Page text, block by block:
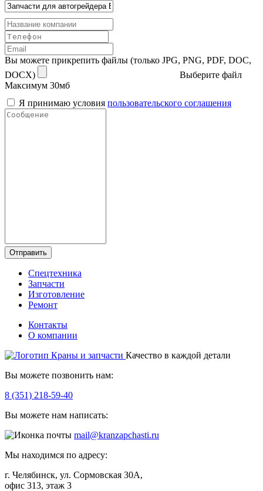
Вы можете прикрепить файлы (только JPG, PNG, PDF, DOC,
DOCX)
Выберите файл
Максимум 30мб
Я принимаю условия пользовательского соглашения
Отправить
Спецтехника
Запчасти
Изготовление
Ремонт
Контакты
О компании
Качество в каждой детали
Вы можете позвонить нам:
8 (351) 218-59-40
Вы можете нам написать:
mail@kranzapchasti.ru
Мы находимся по адресу:
г. Челябинск, ул. Сормовская 30А,
офис 313, этаж 3